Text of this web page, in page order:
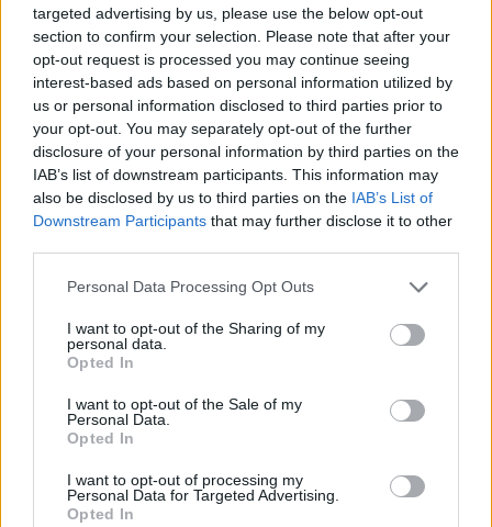
targeted advertising by us, please use the below opt-out
section to confirm your selection. Please note that after your
opt-out request is processed you may continue seeing
interest-based ads based on personal information utilized by
us or personal information disclosed to third parties prior to
your opt-out. You may separately opt-out of the further
disclosure of your personal information by third parties on the
IAB’s list of downstream participants. This information may
also be disclosed by us to third parties on the IAB’s List of
Downstream Participants that may further disclose it to other
Personal Data Processing Opt Outs
I want to opt-out of the Sharing of my
personal data.
Opted In
I want to opt-out of the Sale of my
Personal Data.
Opted In
I want to opt-out of processing my
Personal Data for Targeted Advertising.
Opted In